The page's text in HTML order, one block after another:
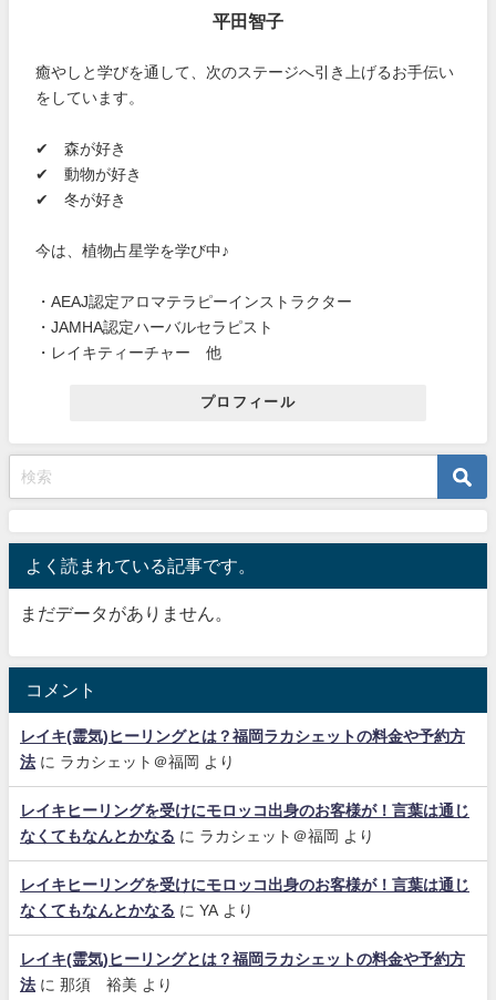
平田智子
癒やしと学びを通して、次のステージへ引き上げるお手伝い
をしています。
✔ 森が好き
✔ 動物が好き
✔ 冬が好き
今は、植物占星学を学び中♪
・AEAJ認定アロマテラピーインストラクター
・JAMHA認定ハーバルセラピスト
・レイキティーチャー 他
プロフィール
よく読まれている記事です。
まだデータがありません。
コメント
レイキ(霊気)ヒーリングとは？福岡ラカシェットの料金や予約方
法 に ラカシェット＠福岡 より
レイキヒーリングを受けにモロッコ出身のお客様が！言葉は通じ
なくてもなんとかなる に ラカシェット＠福岡 より
レイキヒーリングを受けにモロッコ出身のお客様が！言葉は通じ
なくてもなんとかなる に YA より
レイキ(霊気)ヒーリングとは？福岡ラカシェットの料金や予約方
法 に 那須 裕美 より